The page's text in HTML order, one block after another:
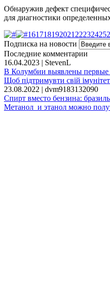
Обнаружив дефект
для диагностики
161718192021 22232425
Подписка на новости
Последние комментарии
16.04.2023 | StevenL
В Колумбии выявлены первые
Щоб підтримувти свій
23.08.2022 | dvm9183132090
Спирт вместо бензина:
Метанол и этанол можно